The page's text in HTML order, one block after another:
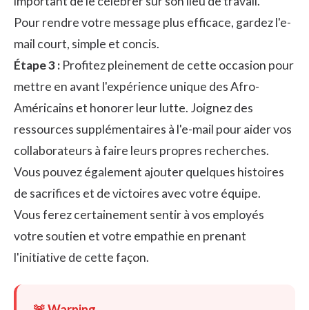
Pour rendre votre message plus efficace, gardez l'e-
mail court, simple et concis.
Étape 3 : Profitez pleinement de cette occasion pour
mettre en avant l'expérience unique des Afro-
Américains et honorer leur lutte. Joignez des
ressources supplémentaires à l'e-mail pour aider vos
collaborateurs à faire leurs propres recherches.
Vous pouvez également ajouter quelques histoires
de sacrifices et de victoires avec votre équipe.
Vous ferez certainement sentir à vos employés
votre soutien et votre empathie en prenant
l'initiative de cette façon.